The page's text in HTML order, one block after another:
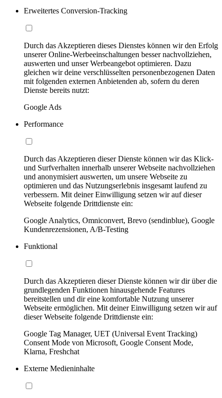
Erweitertes Conversion-Tracking
Durch das Akzeptieren dieses Dienstes können wir den Erfolg
unserer Online-Werbeeinschaltungen besser nachvollziehen,
auswerten und unser Werbeangebot optimieren. Dazu
gleichen wir deine verschlüsselten personenbezogenen Daten
mit folgenden externen Anbietenden ab, sofern du deren
Dienste bereits nutzt:
Google Ads
Performance
Durch das Akzeptieren dieser Dienste können wir das Klick-
und Surfverhalten innerhalb unserer Webseite nachvollziehen
und anonymisiert auswerten, um unsere Webseite zu
optimieren und das Nutzungserlebnis insgesamt laufend zu
verbessern. Mit deiner Einwilligung setzen wir auf dieser
Webseite folgende Drittdienste ein:
Google Analytics, Omniconvert, Brevo (sendinblue), Google
Kundenrezensionen, A/B-Testing
Funktional
Durch das Akzeptieren dieser Dienste können wir dir über die
grundlegenden Funktionen hinausgehende Features
bereitstellen und dir eine komfortable Nutzung unserer
Webseite ermöglichen. Mit deiner Einwilligung setzen wir auf
dieser Webseite folgende Drittdienste ein:
Google Tag Manager, UET (Universal Event Tracking)
Consent Mode von Microsoft, Google Consent Mode,
Klarna, Freshchat
Externe Medieninhalte